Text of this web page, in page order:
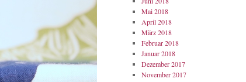
Mai 2018
April 2018
März 2018
Februar 2018
Januar 2018
Dezember 2017
November 2017